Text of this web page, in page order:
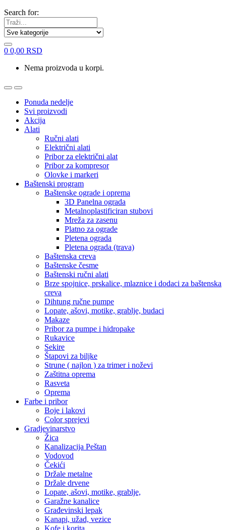
Search for:
0 0,00 RSD
Nema proizvoda u korpi.
Ponuda nedelje
Svi proizvodi
Akcija
Alati
Ručni alati
Električni alati
Pribor za električni alat
Pribor za kompresor
Olovke i markeri
Baštenski program
Baštenske ograde i oprema
3D Panelna ograda
Metalnoplastificiran stubovi
Mreža za zasenu
Platno za ograde
Pletena ograda
Pletena ograda (trava)
Baštenska creva
Baštenske česme
Baštenski ručni alati
Brze spojnice, prskalice, mlaznice i dodaci za baštenska
creva
Dihtung ručne pumpe
Lopate, ašovi, motike, grablje, budaci
Makaze
Pribor za pumpe i hidropake
Rukavice
Sekire
Štapovi za biljke
Strune ( najlon ) za trimer i noževi
Zaštitna oprema
Rasveta
Oprema
Farbe i pribor
Boje i lakovi
Color sprejevi
Gradjevinarstvo
Žica
Kanalizacija Peštan
Vodovod
Čekići
Držale metalne
Držale drvene
Lopate, ašovi, motike, grablje,
Garažne kanalice
Građevinski lepak
Kanapi, užad, vezice
Kofe i korita